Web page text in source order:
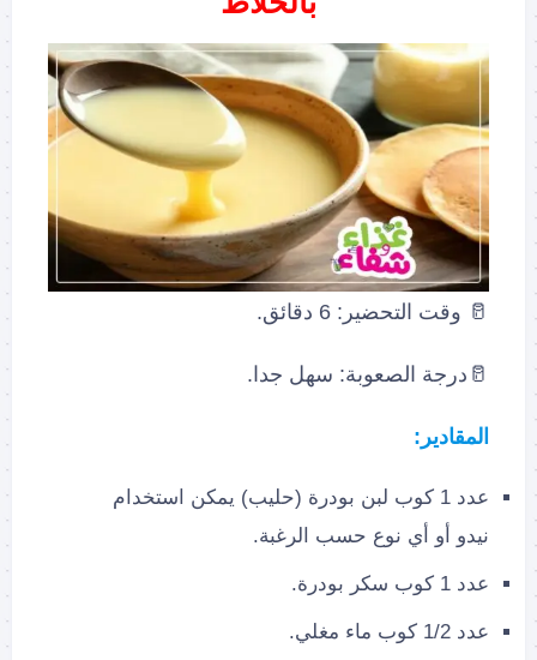
🥛 وقت التحضير: 6 دقائق.
🥛درجة الصعوبة: سهل جدا.
المقادير:
عدد 1 كوب لبن بودرة (حليب) يمكن استخدام
نيدو أو أي نوع حسب الرغبة.
عدد 1 كوب سكر بودرة.
عدد 1/2 كوب ماء مغلي.